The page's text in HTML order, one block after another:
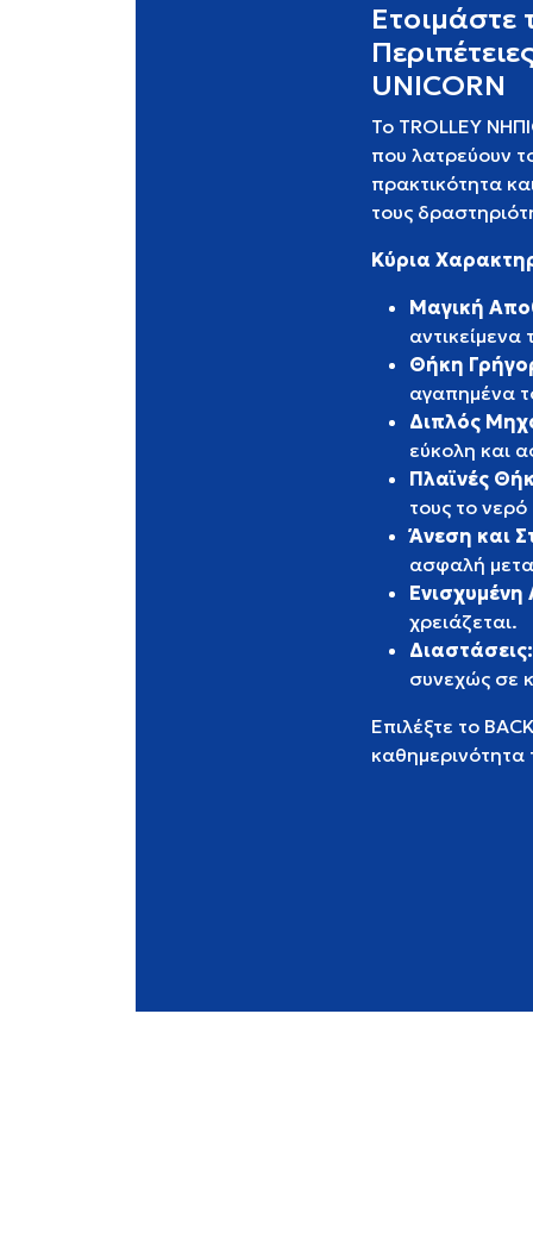
Ετοιμάστε
UNICORN
Το TROLLEY
που λατρεύουν
πρακτικότητα
τους
Κύρια
Μαγική
Θήκη
αγαπημένα
Διπλός
εύκολη και
Πλαϊνές
τους το
Άνεση και
ασφαλή
χρειάζεται.
Διαστάσεις:
συνεχώς σε
Επιλέξτε το